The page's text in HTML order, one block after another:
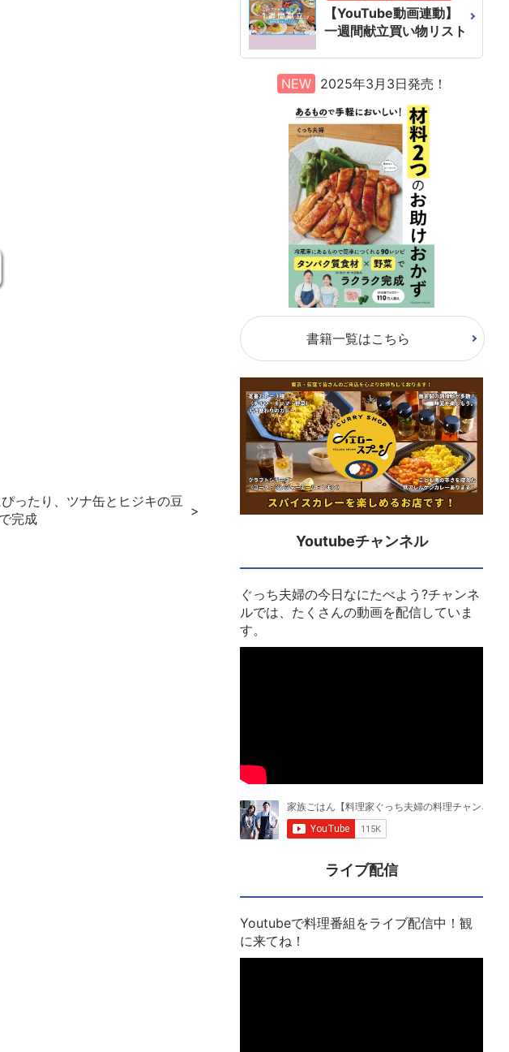
ったり、ツナ缶とヒジキの豆
完成
【YouTube動画連動】
一週間献立買い物リスト
NEW 2025年3月3日発売！
書籍一覧はこちら
Youtubeチャンネル
ぐっち夫婦の今日なにたべよう?チャンネ
ルでは、たくさんの動画を配信していま
す。
ライブ配信
Youtubeで料理番組をライブ配信中！観
に来てね！